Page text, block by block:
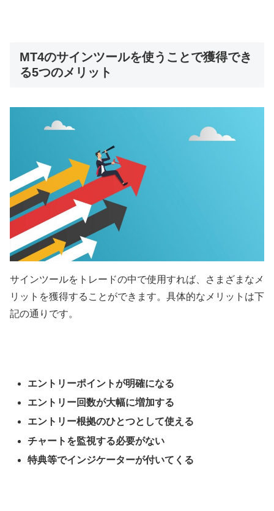
MT4のサインツールを使うことで獲得でき
る5つのメリット
サインツールをトレードの中で使用すれば、さまざまなメ
リットを獲得することができます。具体的なメリットは下
記の通りです。
エントリーポイントが明確になる
エントリー回数が大幅に増加する
エントリー根拠のひとつとして使える
チャートを監視する必要がない
特典等でインジケーターが付いてくる